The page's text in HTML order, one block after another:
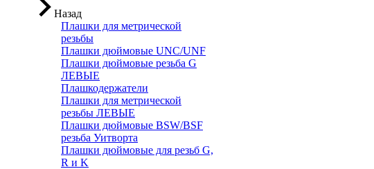
Назад
Плашки для метрической
резьбы
Плашки дюймовые UNC/UNF
Плашки дюймовые резьба G
ЛЕВЫЕ
Плашкодержатели
Плашки для метрической
резьбы ЛЕВЫЕ
Плашки дюймовые BSW/BSF
резьба Уитворта
Плашки дюймовые для резьб G,
R и K